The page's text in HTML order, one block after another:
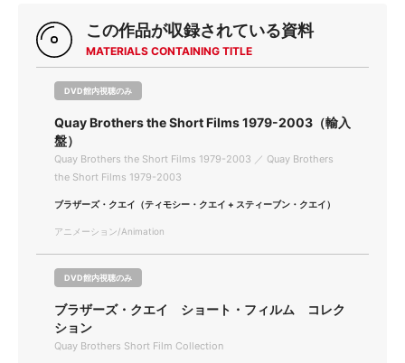
この作品が収録されている資料
MATERIALS CONTAINING TITLE
DVD館内視聴のみ
Quay Brothers the Short Films 1979-2003（輸入
盤）
Quay Brothers the Short Films 1979-2003 ／ Quay Brothers
the Short Films 1979-2003
ブラザーズ・クエイ（ティモシー・クエイ + スティーブン・クエイ）
アニメーション/Animation
DVD館内視聴のみ
ブラザーズ・クエイ ショート・フィルム コレク
ション
Quay Brothers Short Film Collection